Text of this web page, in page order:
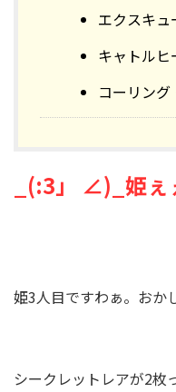
エクスキュ
キャトル
コーリン
_(:3」 ∠)_姫ぇ
姫3人目ですわぁ。おか
シークレットレアが2枚